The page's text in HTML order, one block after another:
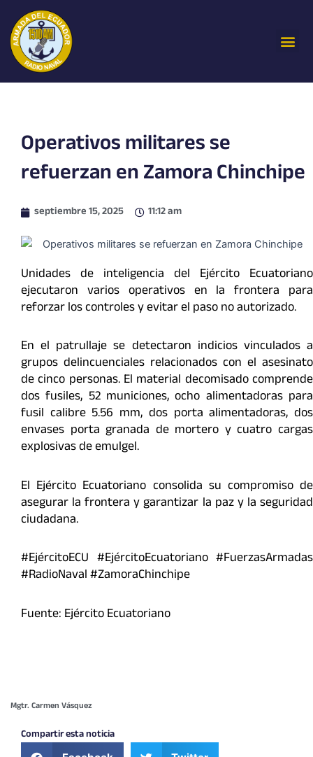
contenido
Operativos militares se
refuerzan en Zamora Chinchipe
septiembre 15, 2025 11:12 am
Unidades de inteligencia del Ejército Ecuatoriano
ejecutaron varios operativos en la frontera para
reforzar los controles y evitar el paso no autorizado.
En el patrullaje se detectaron indicios vinculados a
grupos delincuenciales relacionados con el asesinato
de cinco personas. El material decomisado comprende
dos fusiles, 52 municiones, ocho alimentadoras para
fusil calibre 5.56 mm, dos porta alimentadoras, dos
envases porta granada de mortero y cuatro cargas
explosivas de emulgel.
El Ejército Ecuatoriano consolida su compromiso de
asegurar la frontera y garantizar la paz y la seguridad
ciudadana.
#EjércitoECU #EjércitoEcuatoriano #FuerzasArmadas
#RadioNaval #ZamoraChinchipe
Fuente: Ejército Ecuatoriano
Mgtr. Carmen Vásquez
Compartir esta noticia